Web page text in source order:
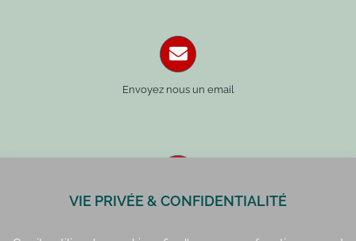
Envoyez nous un email
Paris : 01 42 34 14 59
VIE PRIVÉE & CONFIDENTIALITÉ